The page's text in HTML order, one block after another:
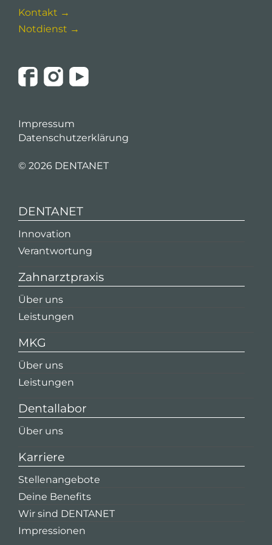
Kontakt →
Notdienst →
Impressum
Datenschutzerklärung
© 2026 DENTANET
DENTANET
Innovation
Verantwortung
Zahnarztpraxis
Über uns
Leistungen
MKG
Über uns
Leistungen
Dentallabor
Über uns
Karriere
Stellenangebote
Deine Benefits
Wir sind DENTANET
Impressionen